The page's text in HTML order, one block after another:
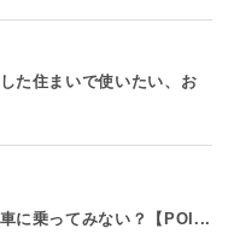
た住まいで使いたい、お
に乗ってみない？【POI...